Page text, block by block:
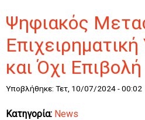
Ψηφιακός
και Όχι Επιβολή
Υποβλήθηκε: Τετ, 10/07/2024 - 00:02
Κατηγορία: News